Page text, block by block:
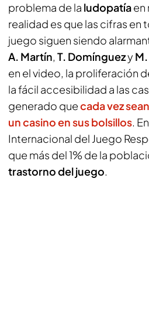
problema de la ludopatíaen
realidad es que las cifras en
juego siguen siendo
A. Martín, T. Domínguezy
en el video, la proliferación
la fácil accesibilidad a las
generado quecada vez
un casino en sus bolsillos.
Internacional del Juego
que más del 1% de la
trastorno del juego.